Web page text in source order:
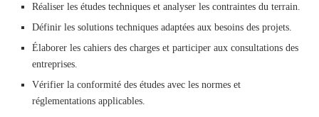
Réaliser les études techniques et analyser les contraintes du terrain.
Définir les solutions techniques adaptées aux besoins des projets.
Élaborer les cahiers des charges et participer aux consultations des
entreprises.
Vérifier la conformité des études avec les normes et
réglementations applicables.